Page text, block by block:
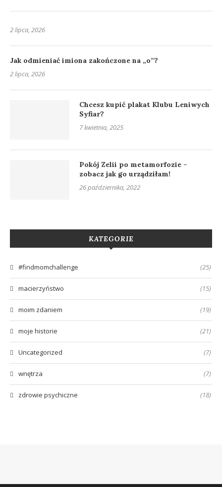
2 lipca, 2026
Jak odmieniać imiona zakończone na „o”?
2 lipca, 2026
Chcesz kupić plakat Klubu Leniwych
Syfiar?
7 kwietnia, 2025
Pokój Zelii po metamorfozie –
zobacz jak go urządziłam!
26 października, 2022
KATEGORIE
#findmomchallenge (25)
macierzyństwo (15)
moim zdaniem (19)
moje historie (21)
Uncategorized (7)
wnętrza (7)
zdrowie psychiczne (18)